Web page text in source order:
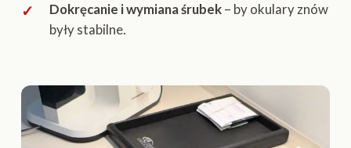
Dokręcanie i wymiana śrubek– by okulary znów
były stabilne.